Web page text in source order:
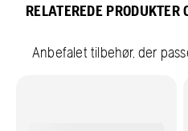
RELATEREDE PRODUKTER
Anbefalet tilbehør, der